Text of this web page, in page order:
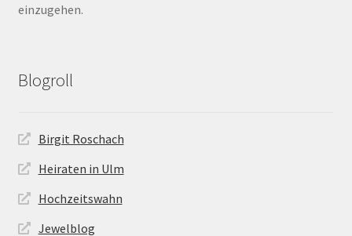
einzugehen.
Blogroll
Birgit Roschach
Heiraten in Ulm
Hochzeitswahn
Jewelblog